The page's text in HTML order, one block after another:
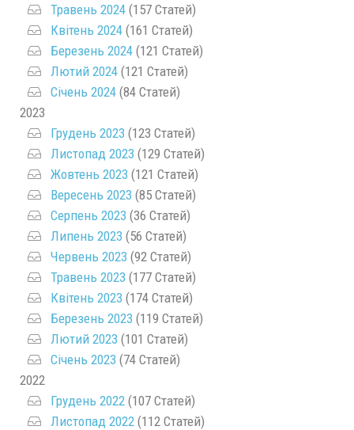
Травень 2024 (157 Статей)
Квітень 2024 (161 Статей)
Березень 2024 (121 Статей)
Лютий 2024 (121 Статей)
Січень 2024 (84 Статей)
2023
Грудень 2023 (123 Статей)
Листопад 2023 (129 Статей)
Жовтень 2023 (121 Статей)
Вересень 2023 (85 Статей)
Серпень 2023 (36 Статей)
Липень 2023 (56 Статей)
Червень 2023 (92 Статей)
Травень 2023 (177 Статей)
Квітень 2023 (174 Статей)
Березень 2023 (119 Статей)
Лютий 2023 (101 Статей)
Січень 2023 (74 Статей)
2022
Грудень 2022 (107 Статей)
Листопад 2022 (112 Статей)